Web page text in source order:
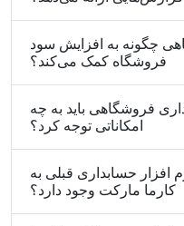
چگونه به افزایش سود
فروشگاه کمک می‌کند؟
فروشگاهی باید به چه
امکاناتی توجه کرد؟
افزار حسابداری قبلی به
کارما مارکت وجود دارد؟